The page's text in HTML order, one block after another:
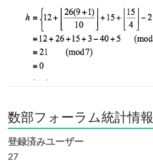
数部フォーラム統計情報
登録済みユーザー
27